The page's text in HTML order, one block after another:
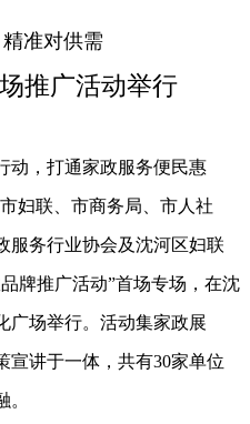
准对供需
推广活动举行
，打通家政服务便民惠
妇联、市商务局、市人社
服务行业协会及沈河区妇联
牌推广活动”首场专场，在沈
广场举行。活动集家政展
宣讲于一体，共有30家单位